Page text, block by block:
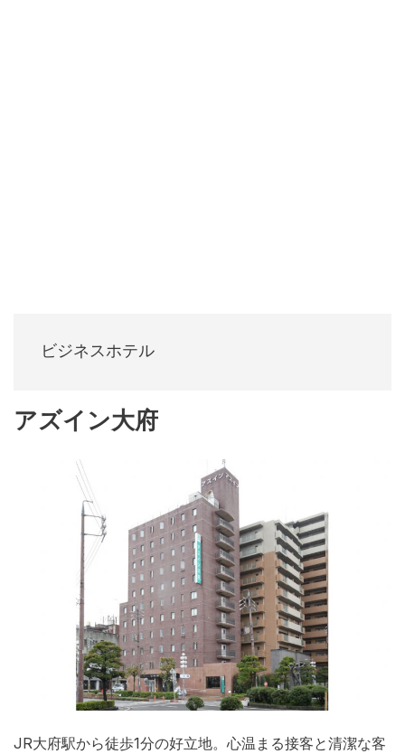
ビジネスホテル
アズイン大府
JR大府駅から徒歩1分の好立地。心温まる接客と清潔な客